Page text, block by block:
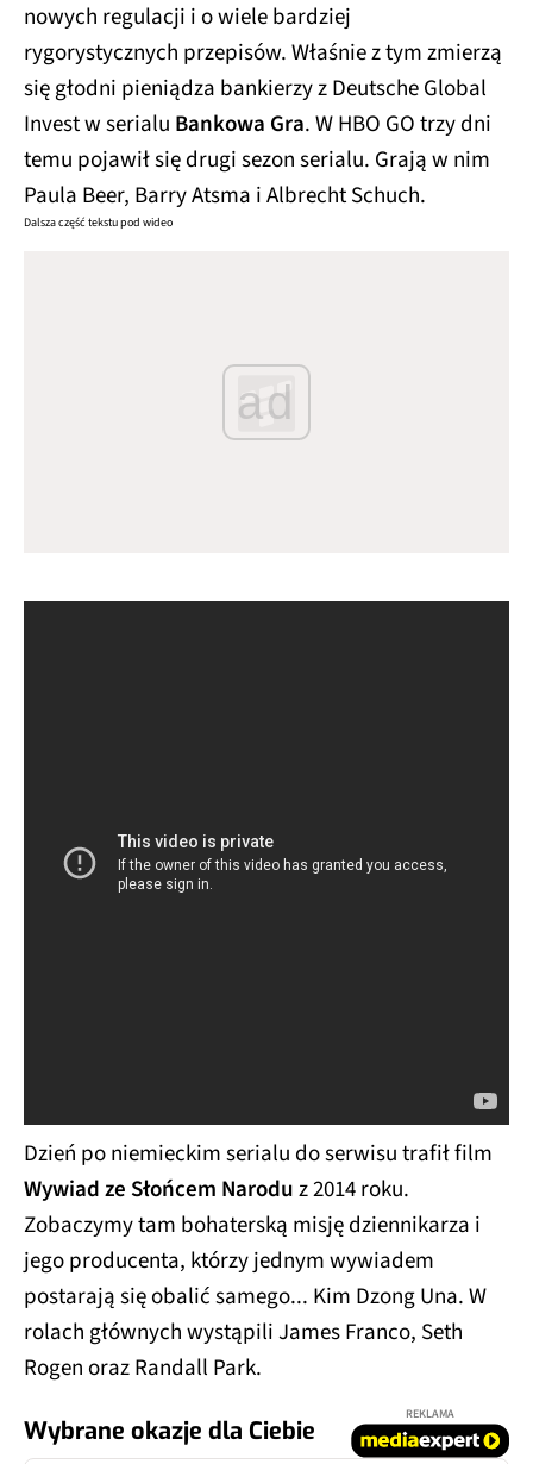
nowych regulacji i o wiele bardziej
rygorystycznych przepisów. Właśnie z tym zmierzą
się głodni pieniądza bankierzy z Deutsche Global
Invest w serialu Bankowa Gra. W HBO GO trzy dni
temu pojawił się drugi sezon serialu. Grają w nim
Paula Beer, Barry Atsma i Albrecht Schuch.
Dalsza część tekstu pod wideo
ad
Dzień po niemieckim serialu do serwisu trafił film
Wywiad ze Słońcem Naroduz 2014 roku.
Zobaczymy tam bohaterską misję dziennikarza i
jego producenta, którzy jednym wywiadem
postarają się obalić samego... Kim Dzong Una. W
rolach głównych wystąpili James Franco, Seth
Rogen oraz Randall Park.
Wybrane okazje dla Ciebie
REKLAMA